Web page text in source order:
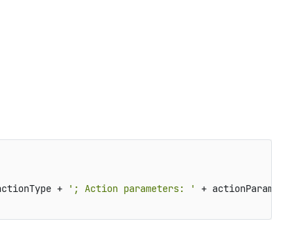
+ '; Action parameters: '
+ actionParams)